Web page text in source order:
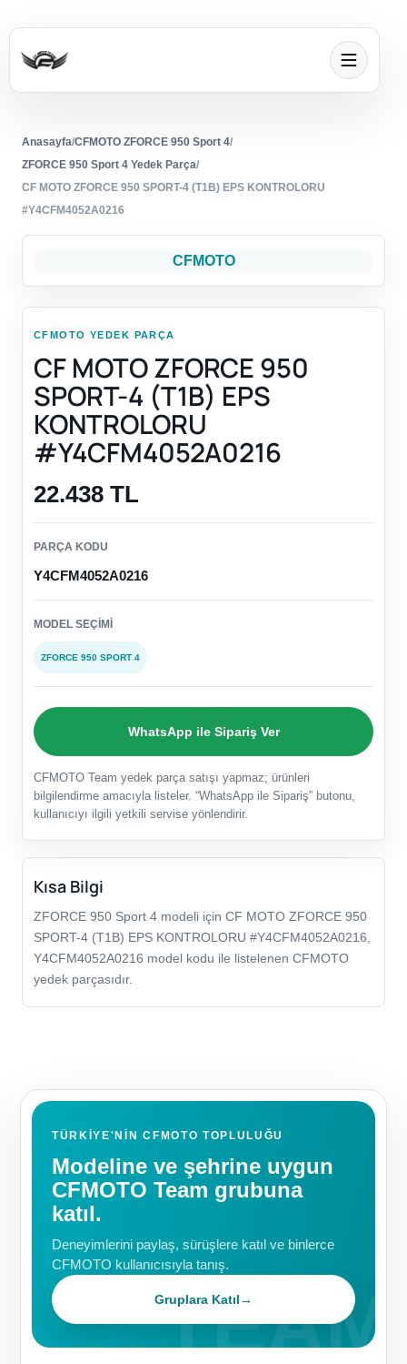
Anasayfa/CFMOTO ZFORCE 950 Sport 4/
ZFORCE 950 Sport 4 Yedek Parça/
CF MOTO ZFORCE 950 SPORT-4 (T1B) EPS KONTROLORU
#Y4CFM4052A0216
CFMOTO
CFMOTO YEDEK PARÇA
CF MOTO ZFORCE 950
SPORT-4 (T1B) EPS
KONTROLORU
#Y4CFM4052A0216
22.438 TL
PARÇA KODU
Y4CFM4052A0216
MODEL SEÇIMI
ZFORCE 950 SPORT 4
WhatsApp ile Sipariş Ver
CFMOTO Team yedek parça satışı yapmaz; ürünleri
bilgilendirme amacıyla listeler. “WhatsApp ile Sipariş” butonu,
kullanıcıyı ilgili yetkili servise yönlendirir.
Kısa Bilgi
ZFORCE 950 Sport 4 modeli için CF MOTO ZFORCE 950
SPORT-4 (T1B) EPS KONTROLORU #Y4CFM4052A0216,
Y4CFM4052A0216 model kodu ile listelenen CFMOTO
yedek parçasıdır.
TÜRKIYE'NIN CFMOTO TOPLULUĞU
Modeline ve şehrine uygun
CFMOTO Team grubuna
katıl.
Deneyimlerini paylaş, sürüşlere katıl ve binlerce
CFMOTO kullanıcısıyla tanış.
Gruplara Katıl→